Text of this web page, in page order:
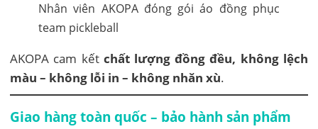
Nhân viên AKOPA đóng gói áo đồng phục
team pickleball
AKOPA cam kết chất lượng đồng đều, không lệch
màu – không lỗi in – không nhăn xù.
Giao hàng toàn quốc – bảo hành sản phẩm